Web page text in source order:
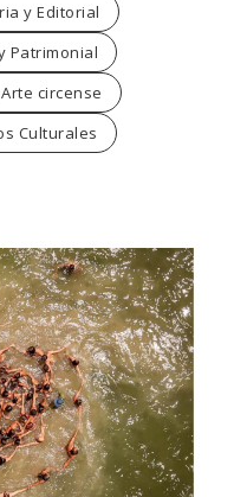
y Editorial
Patrimonial
circense
Culturales